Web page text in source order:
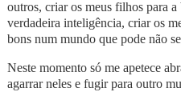
outros, criar os meus filhos para
verdadeira inteligência, criar os
bons num mundo que pode não
Neste momento só me apetece
agarrar neles e fugir para outro